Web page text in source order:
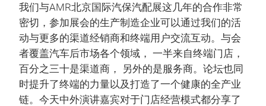
我们与AMR北京国际汽保汽配展这几年的合作非常
密切，参加展会的生产制造企业可以通过我们的活
动与更多的渠道经销商和终端用户交流互动。与会
者覆盖汽车后市场各个领域， 一半来自终端门店，
百分之三十是渠道商， 另外的是服务商。论坛也同
时提升了终端的力量以及打造了一个健康的全产业
链。今天中外演讲嘉宾对于门店经营模式都分享了